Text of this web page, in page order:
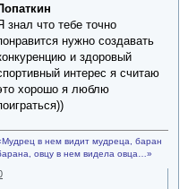
знал что тебе точно
нужно создавать
и здоровый
интерес я считаю
хорошо я люблю
в нем видит мудреца, баран
овцу в нем видела овца…»